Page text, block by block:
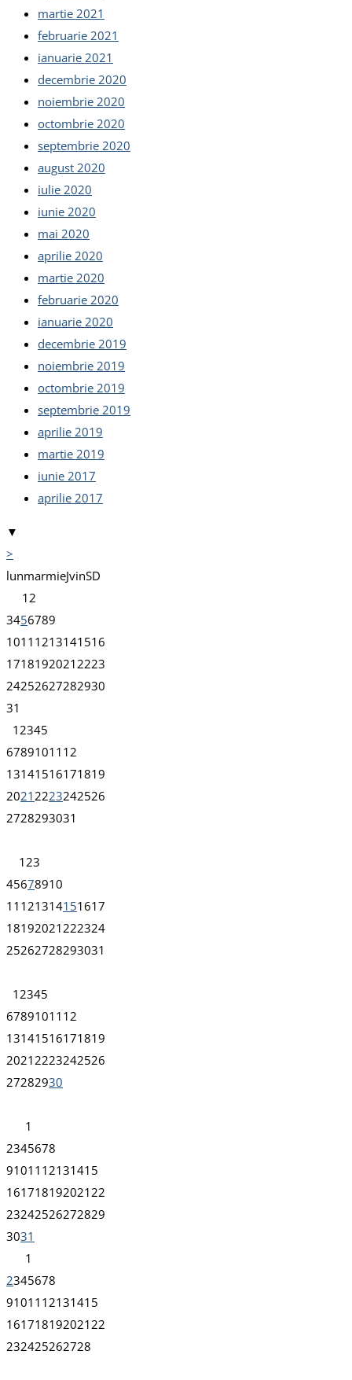
martie 2021
februarie 2021
ianuarie 2021
decembrie 2020
noiembrie 2020
octombrie 2020
septembrie 2020
august 2020
iulie 2020
iunie 2020
mai 2020
aprilie 2020
martie 2020
februarie 2020
ianuarie 2020
decembrie 2019
noiembrie 2019
octombrie 2019
septembrie 2019
aprilie 2019
martie 2019
iunie 2017
aprilie 2017
▼
>
lunmarmieJvinSD
1 2
3456789
1011 1213141516
1718192021 2223
24252627282930
31
1 2345
67891011 12
13141516171819
2021 2223242526
2728293031
1 23
45678910
11 121314151617
18192021 222324
25262728293031
1 2345
67891011 12
13141516171819
2021 2223242526
27282930
1
2345678
91011 12131415
161718192021 22
23242526272829
3031
1
2345678
91011 12131415
161718192021 22
232425262728